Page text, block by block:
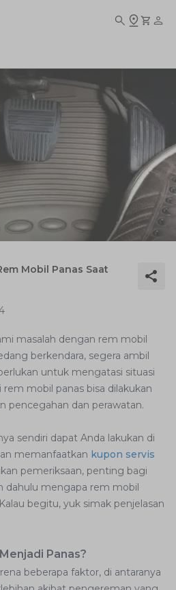
Mobil Panas Saat
masalah dengan rem mobil
berkendara, segera ambil
untuk mengatasi situasi
mobil panas bisa dilakukan
pencegahan dan perawatan.
sendiri dapat Anda lakukan di
memanfaatkan kupon servis
pemeriksaan, penting bagi
dahulu mengapa rem mobil
begitu, yuk simak penjelasan
Panas?
beberapa faktor, di antaranya